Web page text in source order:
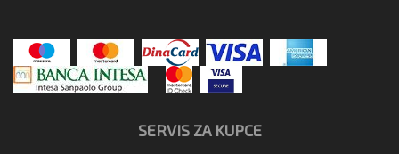
SERVIS ZA KUPCE